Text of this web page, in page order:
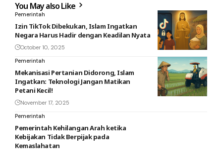
You May also Like
Pemerintah
Izin TikTok Dibekukan, Islam Ingatkan
Negara Harus Hadir dengan Keadilan Nyata
October 10, 2025
Pemerintah
Mekanisasi Pertanian Didorong, Islam
Ingatkan: Teknologi Jangan Matikan
Petani Kecil!
November 17, 2025
Pemerintah
Pemerintah Kehilangan Arah ketika
Kebijakan Tidak Berpijak pada
Kemaslahatan